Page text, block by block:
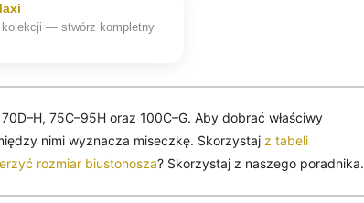
— stwórz kompletny
75C–95H oraz 100C–G. Aby dobrać właściwy
nimi wyznacza miseczkę. Skorzystaj z tabeli
rozmiar biustonosza? Skorzystaj z naszego poradnika.